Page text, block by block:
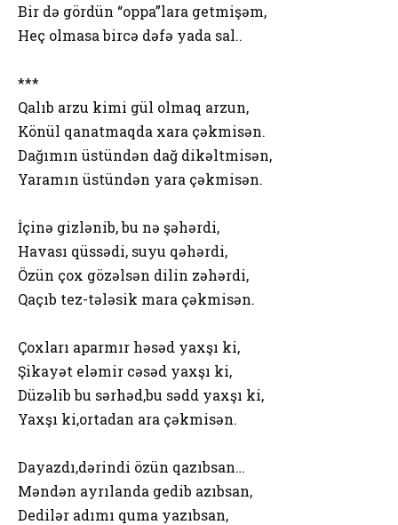
Bir də gördün “oppa”lara getmişəm,
Heç olmasa bircə dəfə yada sal..
***
Qalıb arzu kimi gül olmaq arzun,
Könül qanatmaqda xara çəkmisən.
Dağımın üstündən dağ dikəltmisən,
Yaramın üstündən yara çəkmisən.
İçinə gizlənib, bu nə şəhərdi,
Havası qüssədi, suyu qəhərdi,
Özün çox gözəlsən dilin zəhərdi,
Qaçıb tez-tələsik mara çəkmisən.
Çoxları aparmır həsəd yaxşı ki,
Şikayət eləmir cəsəd yaxşı ki,
Düzəlib bu sərhəd,bu sədd yaxşı ki,
Yaxşı ki,ortadan ara çəkmisən.
Dayazdı,dərindi özün qazıbsan…
Məndən ayrılanda gedib azıbsan,
Dedilər adımı quma yazıbsan,